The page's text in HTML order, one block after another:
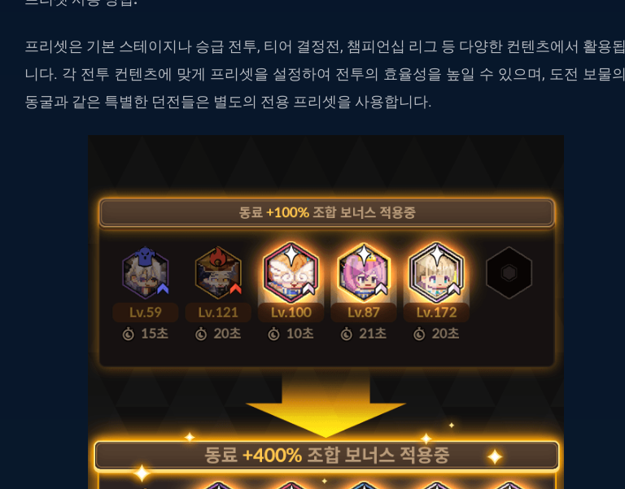
프리셋은 기본 스테이지나 승급 전투, 티어 결정전, 챔피언십 리그 등 다양한 컨텐츠에서 활용됩
니다. 각 전투 컨텐츠에 맞게 프리셋을 설정하여 전투의 효율성을 높일 수 있으며, 도전 보물의
동굴과 같은 특별한 던전들은 별도의 전용 프리셋을 사용합니다.